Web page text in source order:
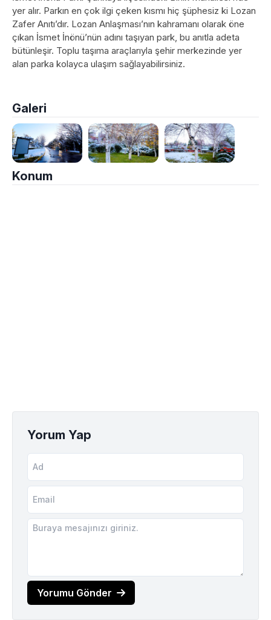
yer alır. Parkın en çok ilgi çeken kısmı hiç şüphesiz ki Lozan
Zafer Anıtı’dır. Lozan Anlaşması’nın kahramanı olarak öne
çıkan İsmet İnönü’nün adını taşıyan park, bu anıtla adeta
bütünleşir. Toplu taşıma araçlarıyla şehir merkezinde yer
alan parka kolayca ulaşım sağlayabilirsiniz.
Galeri
Konum
Yorum Yap
Yorumu Gönder